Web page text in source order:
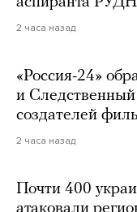
2 часа назад
«Россия-24»
и Следственный
создателей
2 часа назад
Почти 400